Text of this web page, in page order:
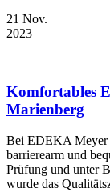
21 Nov.
2023
Komfortables
Marienberg
Bei EDEKA Meyer
barrierearm und
Prüfung und unter
wurde das